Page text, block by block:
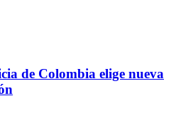
de Colombia elige nueva